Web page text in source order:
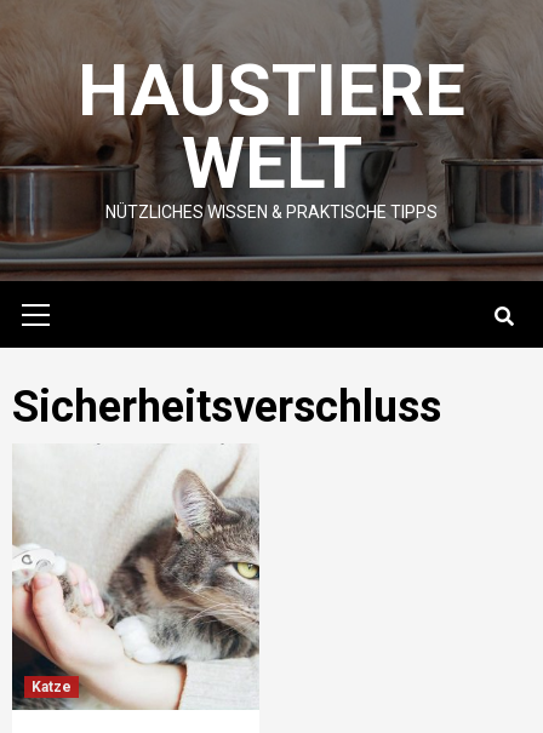
content HAUSTIERE
WELT
NÜTZLICHES WISSEN & PRAKTISCHE TIPPS
Menu
Sicherheitsverschluss
Katze